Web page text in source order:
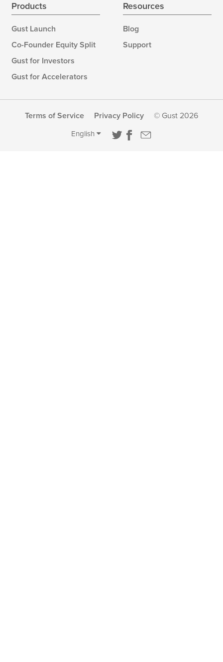
Products
Gust Launch
Co-Founder Equity Split
Gust for Investors
Gust for Accelerators
Resources
Blog
Support
Terms of Service Privacy Policy © Gust 2026
English